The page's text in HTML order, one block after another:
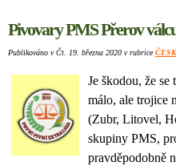
Pivovary PMS Přerov
Publikováno v Čt. 19. března 2020 v rubrice
Je škodou, že
málo, ale trojice
(Zubr, Litovel,
skupiny PMS,
pravděpodobně